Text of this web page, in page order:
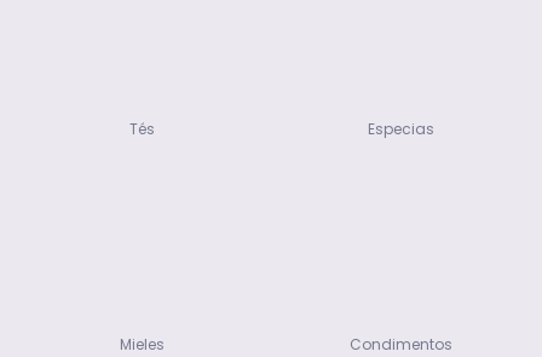
Tés Especias
Mieles Condimentos